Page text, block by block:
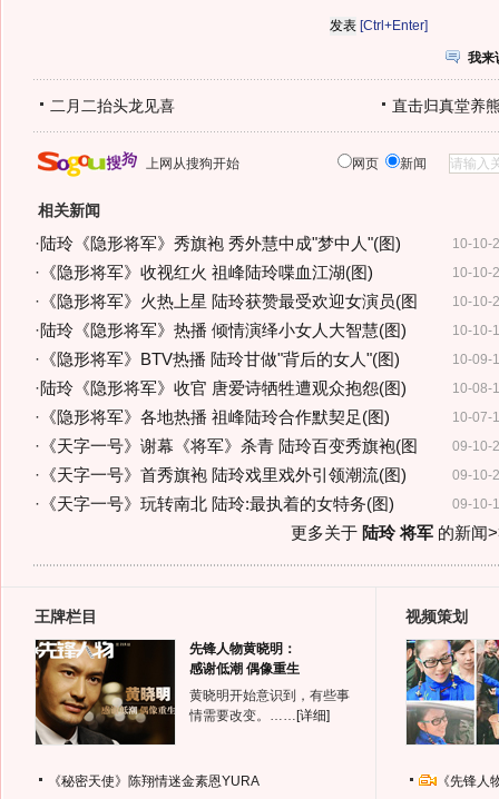
[Ctrl+Enter]
我来
二月二抬头龙见喜 直击归真堂养
上网从搜狗开始 网页 新闻
相关新闻
10-10-
·陆玲《隐形将军》秀旗袍 秀外慧中成"梦中人"(图)
10-10-
· 《隐形将军》收视红火 祖峰陆玲喋血江湖(图)
10-10-
· 《隐形将军》火热上星 陆玲获赞最受欢迎女演员(图
10-10-
·陆玲《隐形将军》热播 倾情演绎小女人大智慧(图)
10-09-
· 《隐形将军》BTV热播 陆玲甘做"背后的女人"(图)
10-08-
·陆玲《隐形将军》收官 唐爱诗牺牲遭观众抱怨(图)
10-07-
· 《隐形将军》各地热播 祖峰陆玲合作默契足(图)
09-10-
· 《天字一号》谢幕《将军》杀青 陆玲百变秀旗袍(图
09-10-
· 《天字一号》首秀旗袍 陆玲戏里戏外引领潮流(图)
09-10-
· 《天字一号》玩转南北 陆玲:最执着的女特务(图)
更多关于 陆玲 将军的新闻
王牌栏目
先锋人物黄晓明：
感谢低潮 偶像重生
黄晓明开始意识到，有些事
情需要改变。…… [详细]
《秘密天使》陈翔情迷金素恩YURA
视频策划
《先锋